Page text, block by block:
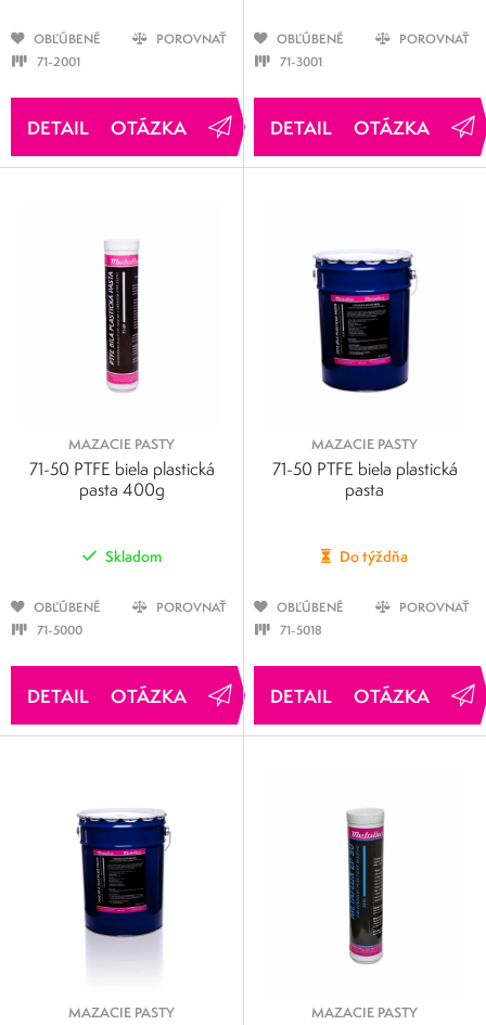
OBĽÚBENÉ
POROVNAŤ
71-2001
OTÁZKA
OBĽÚBENÉ
POROVNAŤ
71-3001
OTÁZKA
MAZACIE PASTY
71-50 PTFE biela plastická
pasta 400g
Skladom
OBĽÚBENÉ
POROVNAŤ
71-5000
OTÁZKA
MAZACIE PASTY
71-50 PTFE biela plastická
pasta
Do týždňa
OBĽÚBENÉ
POROVNAŤ
71-5018
OTÁZKA
MAZACIE PASTY MAZACIE PASTY